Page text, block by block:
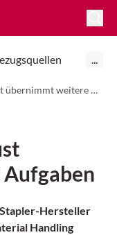
...
Linde MH: Ulrike Just übernimmt weitere Aufgaben
Hersteller
Handling